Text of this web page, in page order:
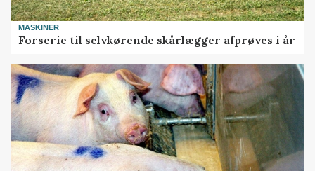
MASKINER
Forserie til selvkørende skårlægger afprøves i år